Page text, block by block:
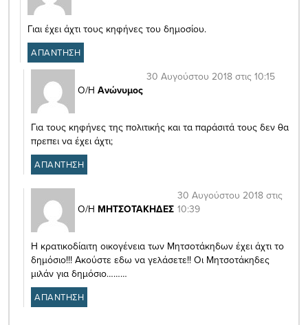
Γιαι έχει άχτι τους κηφήνες του δημοσίου.
ΑΠΑΝΤΗΣΗ
Ο/Η Ανώνυμος
30 Αυγούστου 2018 στις 10:15
Για τους κηφήνες της πολιτικής και τα παράσιτά τους δεν θα
πρεπει να έχει άχτι;
ΑΠΑΝΤΗΣΗ
Ο/Η ΜΗΤΣΟΤΑΚΗΔΕΣ
30 Αυγούστου 2018 στις
10:39
Η κρατικοδίαιτη οικογένεια των Μητσοτάκηδων έχει άχτι το
δημόσιο!!! Ακούστε εδω να γελάσετε!! Οι Μητσοτάκηδες
μιλάν για δημόσιο………
ΑΠΑΝΤΗΣΗ